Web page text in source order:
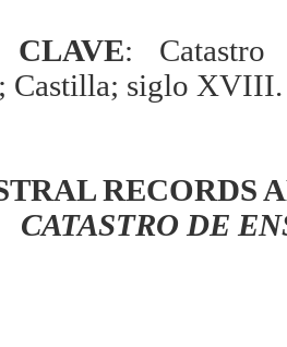
CLAVE: Catastro
Castilla; siglo XVIII.
RECORDS
CATASTRO DE